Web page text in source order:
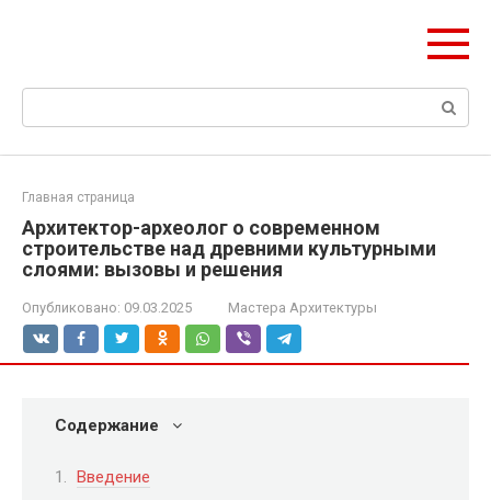
Поиск:
Главная страница
Архитектор-археолог о современном
строительстве над древними культурными
слоями: вызовы и решения
Опубликовано: 09.03.2025 Мастера Архитектуры
Содержание
Введение